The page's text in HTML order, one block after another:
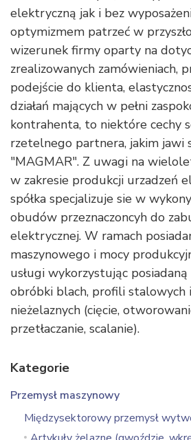
elektryczną jak i bez
optymizmem patrzeć w
wizerunek firmy oparty na
zrealizowanych zamówieniach,
podejście do klienta,
działań mających w pełni
kontrahenta, to niektóre cechy
rzetelnego partnera, jakim jawi
"MAGMAR". Z uwagi na
w zakresie produkcji urzadzeń
spółka specjalizuje sie w
obudów przeznaczoncyh do
elektrycznej. W ramach
maszynowego i mocy
usługi wykorzystując
obróbki blach, profili stalowych
nieżelaznych (cięcie,
przetłaczanie, scalanie).
Kategorie
Przemysł maszynowy
Międzysektorowy przemysł